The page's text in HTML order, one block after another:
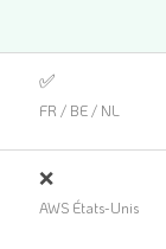
✅
FR / BE / NL
❌
AWS États-Unis